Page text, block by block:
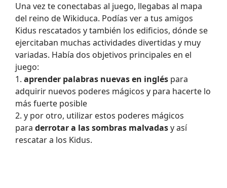
Una vez te conectabas al juego, llegabas al mapa
del reino de Wikiduca. Podías ver a tus amigos
Kidus rescatados y también los edificios, dónde se
ejercitaban muchas actividades divertidas y muy
variadas. Había dos objetivos principales en el
juego:
1. aprender palabras nuevas en inglés para
adquirir nuevos poderes mágicos y para hacerte lo
más fuerte posible
2. y por otro, utilizar estos poderes mágicos
para derrotar a las sombras malvadasy así
rescatar a los Kidus.